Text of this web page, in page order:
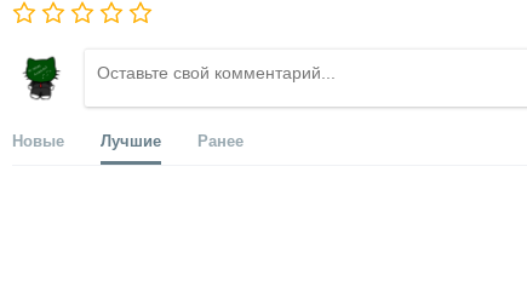
Новые Лучшие Ранее